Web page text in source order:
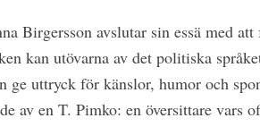
Birgersson avslutar sin essä med
kan utövarna av det politiska
ge uttryck för känslor, humor och
av en T. Pimko: en översittare vars